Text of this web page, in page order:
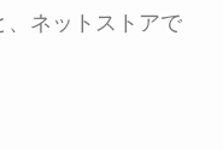
、ネットストアで